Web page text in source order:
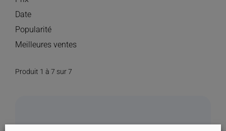
Date
Popularité
Meilleures ventes
Produit 1 à 7 sur 7